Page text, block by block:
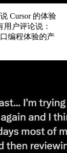
Cursor 的体验
户评论说：
编程体验的产